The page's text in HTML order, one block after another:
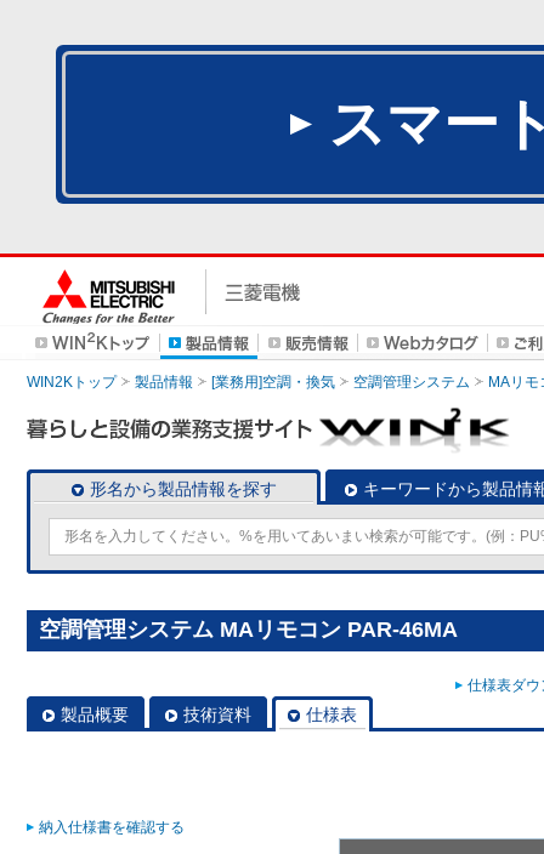
スマー
WIN2Kトップ 製品情報 [業務用]空調・換気 空調管理システム MAリモ
形名から製品情報を探す キーワードから製品情
空調管理システム MAリモコン PAR-46MA
仕様表ダ
製品概要 技術資料 仕様表
納入仕様書を確認する